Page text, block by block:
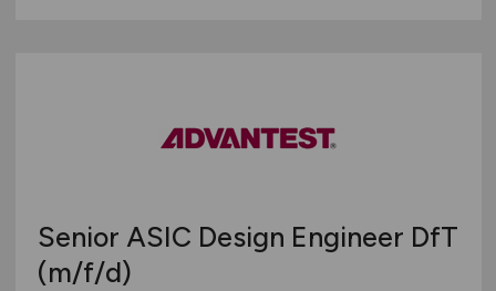
Senior ASIC Design Engineer DfT
(m/f/d)